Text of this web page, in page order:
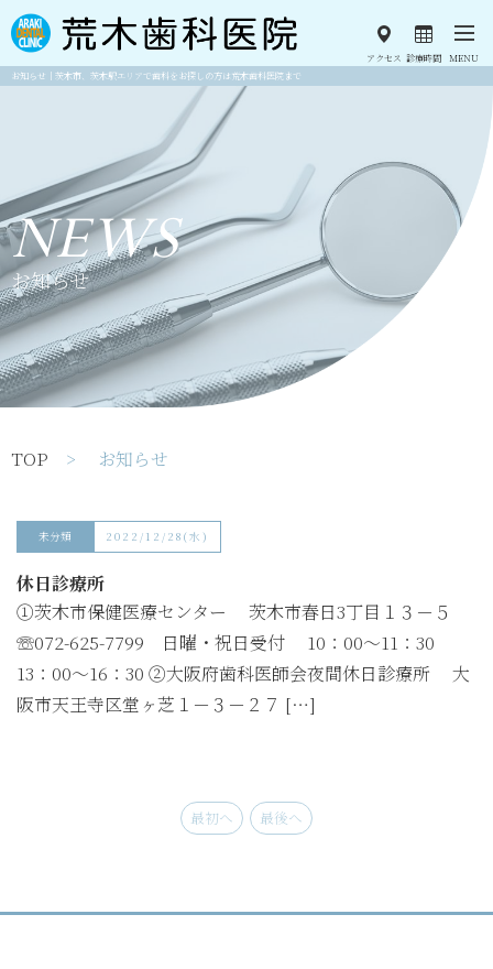
アクセス 診療時間
MENU
お知らせ｜茨木市、茨木駅エリアで歯科をお探しの方は荒木歯科医院まで
NEWS
お知らせ
TOP > お知らせ
未分類 2022/12/28(水)
休日診療所
①茨木市保健医療センター 茨木市春日3丁目１３－５
☏072-625-7799 日曜・祝日受付 10：00～11：30
13：00～16：30 ②大阪府歯科医師会夜間休日診療所 大
阪市天王寺区堂ヶ芝１－３－２７ […]
最初へ 最後へ